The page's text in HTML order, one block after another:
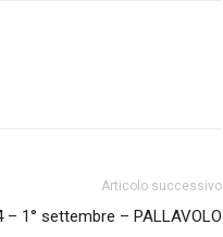
Articolo successivo
– 1° settembre – PALLAVOLO